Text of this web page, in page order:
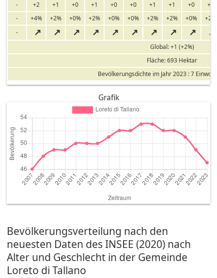
-
+2 +1 +0 +1 +0 +0 +1 +1 +0
+1
-
+4% +2% +0% +2% +0% +0% +2% +2% +0%
+2%
-
↗ ↗ ↗ ↗ ↗ ↗ ↗ ↗ ↗ ↗
Global: +1 (+2%)
Fläche: 693 Hektar
Bevölkerungsdichte im Jahr 2023 : 7
Grafik
Bevölkerungsverteilung nach den
neuesten Daten des INSEE (2020) nach
Alter und Geschlecht in der Gemeinde
Loreto di Tallano